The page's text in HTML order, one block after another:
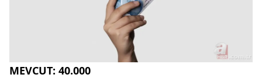
MEVCUT: 40.000